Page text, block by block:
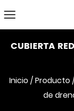
CUBIERTA
Inicio/Producto
de